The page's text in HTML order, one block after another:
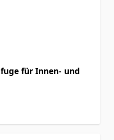
für Innen- und